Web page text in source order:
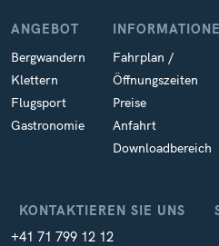
KONTAKTIEREN SIE UNS
+41 71 799 12 12
ANGEBOT
Bergwandern
Klettern
Flugsport
Gastronomie
Fahrplan /
Öffnungszeiten
Preise
Anfahrt
Downloadbereich